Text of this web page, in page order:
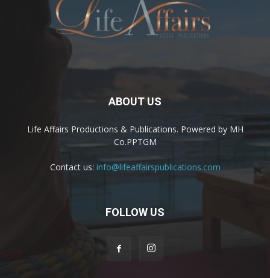
ABOUT US
Life Affairs Productions & Publications. Powered by MH
Co.PPTGM
Contact us: info@lifeaffairspublications.com
FOLLOW US